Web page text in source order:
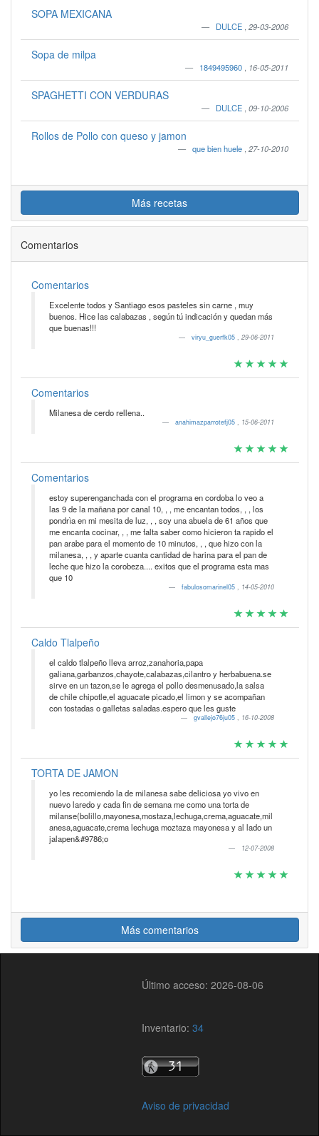
SOPA MEXICANA
DULCE 29-03-2006
Sopa de milpa
1849495960 16-05-2011
SPAGHETTI CON VERDURAS
DULCE 09-10-2006
Rollos de Pollo con queso y jamon
que bien huele 27-10-2010
Más recetas
Comentarios
Comentarios
Excelente todos y Santiago esos pasteles sin carne , muy
buenos. Hice las calabazas , según tú indicación y quedan más
que buenas!!!
viryu_guerfk05 , 29-06-2011
Comentarios
Milanesa de cerdo rellena..
anahimazparrotefj05 , 15-06-2011
Comentarios
estoy superenganchada con el programa en cordoba lo veo a
las 9 de la mañana por canal 10, , , me encantan todos, , , los
pondrìa en mi mesita de luz, , , soy una abuela de 61 años que
me encanta cocinar, , , me falta saber como hicieron ta rapido el
pan arabe para el momento de 10 minutos, , , que hizo con la
milanesa, , , y aparte cuanta cantidad de harina para el pan de
leche que hizo la corobeza.... exitos que el programa esta mas
que 10
fabulosomarinel05 , 14-05-2010
Caldo Tlalpeño
el caldo tlalpeño lleva arroz,zanahoria,papa
galiana,garbanzos,chayote,calabazas,cilantro y herbabuena.se
sirve en un tazon,se le agrega el pollo desmenusado,la salsa
de chile chipotle,el aguacate picado,el limon y se acompañan
con tostadas o galletas saladas.espero que les guste
gvallejo76ju05 , 16-10-2008
TORTA DE JAMON
yo les recomiendo la de milanesa sabe deliciosa yo vivo en
nuevo laredo y cada fin de semana me como una torta de
milanse(bolillo,mayonesa,mostaza,lechuga,crema,aguacate,mil
anesa,aguacate,crema lechuga moztaza mayonesa y al lado un
jalapen&#9786;o
12-07-2008
Más comentarios
Último acceso: 2026-08-06
Inventario:34
Aviso de privacidad